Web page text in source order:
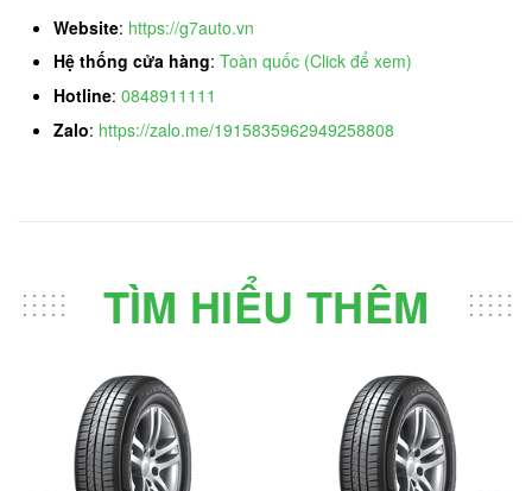
Website: https://g7auto.vn
Hệ thống cửa hàng: Toàn quốc (Click để xem)
Hotline: 0848911111
Zalo: https://zalo.me/1915835962949258808
TÌM HIỂU THÊM